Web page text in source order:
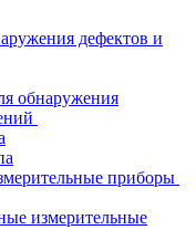
дефектов и
обнаружения
приборы
измерительные